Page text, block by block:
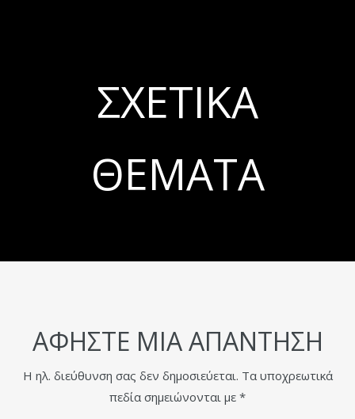
ΣΧΕΤΙΚΆ
ΘΈΜΑΤΑ
ΑΦΉΣΤΕ ΜΙΑ ΑΠΆΝΤΗΣΗ
Η ηλ. διεύθυνση σας δεν δημοσιεύεται. Τα υποχρεωτικά
πεδία σημειώνονται με *